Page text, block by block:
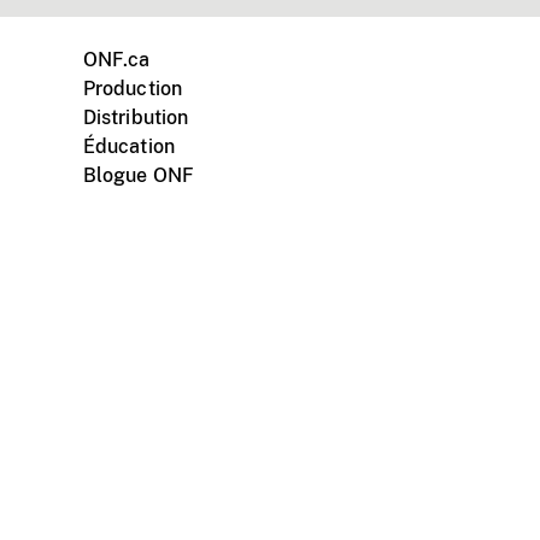
ONF.ca
Production
Distribution
Éducation
Blogue ONF